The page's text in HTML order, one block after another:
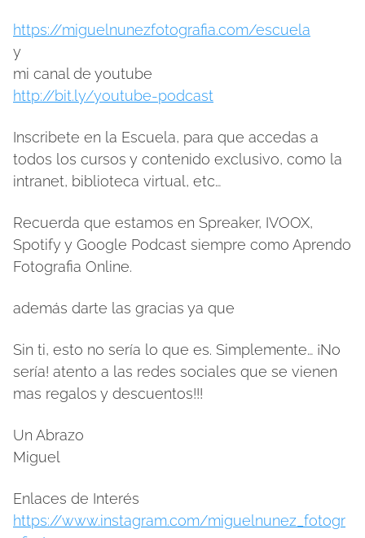
https://miguelnunezfotografia.com/escuela
y
mi canal de youtube
http://bit.ly/youtube-podcast
Inscribete en la Escuela, para que accedas a
todos los cursos y contenido exclusivo, como la
intranet, biblioteca virtual, etc…
Recuerda que estamos en Spreaker, IVOOX,
Spotify y Google Podcast siempre como Aprendo
Fotografia Online.
además darte las gracias ya que
Sin ti, esto no sería lo que es. Simplemente… ¡No
sería! atento a las redes sociales que se vienen
mas regalos y descuentos!!!
Un Abrazo
Miguel
Enlaces de Interés
https://www.instagram.com/miguelnunez_fotogr